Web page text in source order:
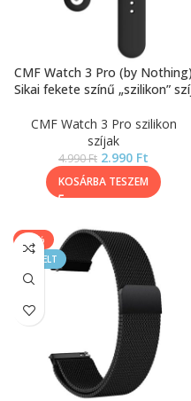
CMF Watch 3 Pro (by Nothing)
Sikai fekete színű „szilikon”
CMF Watch 3 Pro szilikon
szíjak
4.990Ft 2.990 Ft
KOSÁRBA TESZEM
-17%
KIEMELT